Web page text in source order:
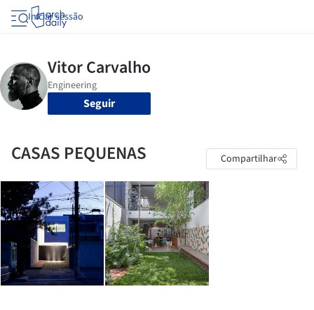
Iniciar sessão
Seguir
CASAS PEQUENAS Compartilhar